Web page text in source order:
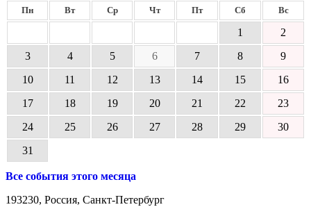
Пн Вт Ср Чт Пт Сб Вс
1
2
3
4 5 6 7 8
9
10
11 12 13 14 15
16
17
18 19 20 21 22
23
24
25 26 27 28 29
30
31
Все события этого месяца
193230, Россия, Санкт-Петербург